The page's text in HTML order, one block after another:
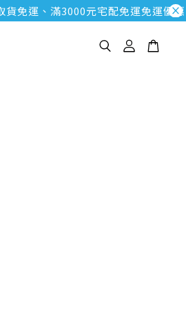
、滿3000元宅配免運免運優惠：滿